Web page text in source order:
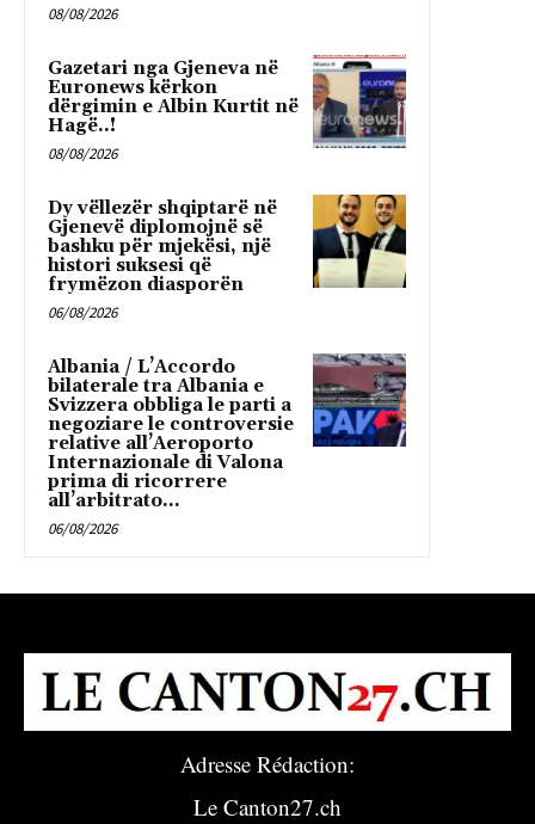
08/08/2026
Gazetari nga Gjeneva në
Euronews kërkon
dërgimin e Albin Kurtit në
Hagë..!
08/08/2026
Dy vëllezër shqiptarë në
Gjenevë diplomojnë së
bashku për mjekësi, një
histori suksesi që
frymëzon diasporën
06/08/2026
Albania / L’Accordo
bilaterale tra Albania e
Svizzera obbliga le parti a
negoziare le controversie
relative all’Aeroporto
Internazionale di Valona
prima di ricorrere
all’arbitrato...
06/08/2026
Adresse Rédaction:
Le Canton27.ch